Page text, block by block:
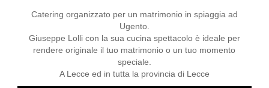
Catering organizzato per un matrimonio in spiaggia ad
Ugento.
Giuseppe Lolli con la sua cucina spettacolo è ideale per
rendere originale il tuo matrimonio o un tuo momento
speciale.
A Lecce ed in tutta la provincia di Lecce